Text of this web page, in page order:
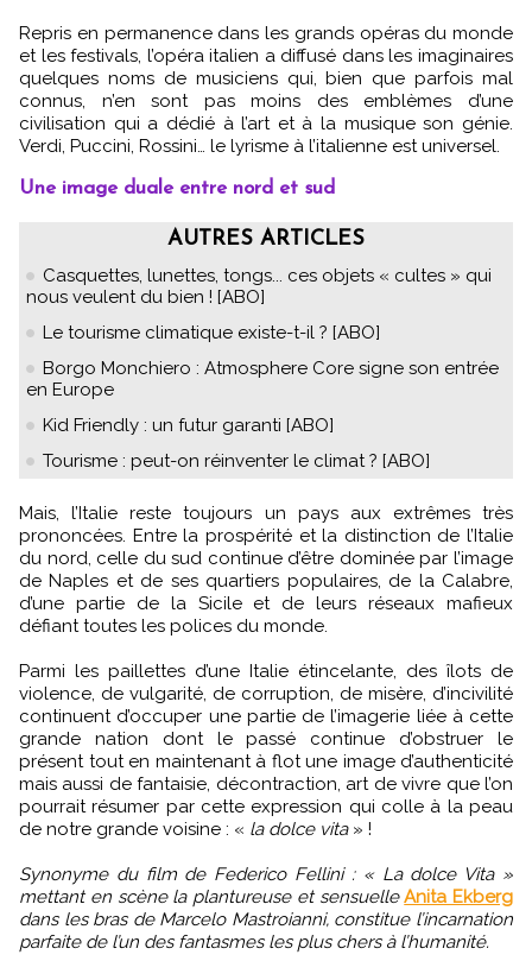
Repris en permanence dans les grands opéras du monde
et les festivals, l’opéra italien a diffusé dans les imaginaires
quelques noms de musiciens qui, bien que parfois mal
connus, n’en sont pas moins des emblèmes d’une
civilisation qui a dédié à l’art et à la musique son génie.
Verdi, Puccini, Rossini… le lyrisme à l’italienne est universel.
Une image duale entre nord et sud
AUTRES ARTICLES
Casquettes, lunettes, tongs... ces objets « cultes » qui
nous veulent du bien ! [ABO]
Le tourisme climatique existe-t-il ? [ABO]
Borgo Monchiero : Atmosphere Core signe son entrée
en Europe
Kid Friendly : un futur garanti [ABO]
Tourisme : peut-on réinventer le climat ? [ABO]
Mais, l’Italie reste toujours un pays aux extrêmes très
prononcées. Entre la prospérité et la distinction de l’Italie
du nord, celle du sud continue d’être dominée par l’image
de Naples et de ses quartiers populaires, de la Calabre,
d’une partie de la Sicile et de leurs réseaux mafieux
défiant toutes les polices du monde.
Parmi les paillettes d’une Italie étincelante, des îlots de
violence, de vulgarité, de corruption, de misère, d’incivilité
continuent d’occuper une partie de l’imagerie liée à cette
grande nation dont le passé continue d’obstruer le
présent tout en maintenant à flot une image d’authenticité
mais aussi de fantaisie, décontraction, art de vivre que l’on
pourrait résumer par cette expression qui colle à la peau
de notre grande voisine : « la dolce vita» !
Synonyme du film de Federico Fellini : « La dolce Vita »
mettant en scène la plantureuse et sensuelle Anita Ekberg
dans les bras de Marcelo Mastroianni, constitue l’incarnation
parfaite de l’un des fantasmes les plus chers à l’humanité.